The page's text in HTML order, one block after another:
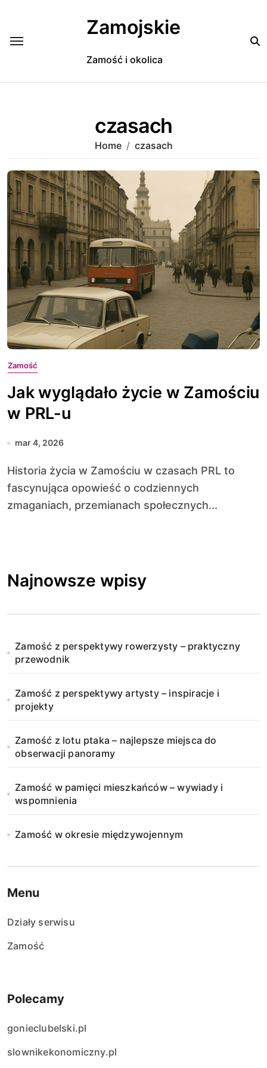
Zamojskie
Zamość i okolica
czasach
Home czasach
Zamość
Jak wyglądało życie w Zamościu
w PRL-u
mar 4, 2026
Historia życia w Zamościu w czasach PRL to
fascynująca opowieść o codziennych
zmaganiach, przemianach społecznych...
Najnowsze wpisy
Zamość z perspektywy rowerzysty – praktyczny
przewodnik
Zamość z perspektywy artysty – inspiracje i
projekty
Zamość z lotu ptaka – najlepsze miejsca do
obserwacji panoramy
Zamość w pamięci mieszkańców – wywiady i
wspomnienia
Zamość w okresie międzywojennym
Menu
Działy serwisu
Zamość
Polecamy
gonieclubelski.pl
slownikekonomiczny.pl